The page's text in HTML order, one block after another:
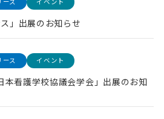
」出展のお知らせ
ース イベント
本看護学校協議会学会」出展のお知